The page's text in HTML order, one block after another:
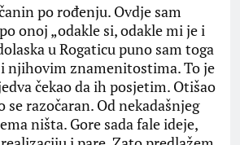
po rođenju. Ovdje sam
onoj „odakle si, odakle mi je i
u Rogaticu puno sam toga
njihovim znamenitostima. To je
čekao da ih posjetim. Otišao
se razočaran. Od nekadašnjeg
ništa. Gore sada fale ideje,